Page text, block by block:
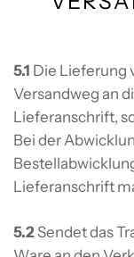
5.1 Die Lieferung
Versandweg an
Lieferanschrift,
Bei der
Lieferanschrift
5.2Sendet das